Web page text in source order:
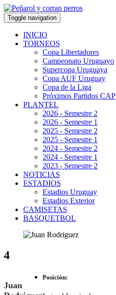
Toggle navigation
INICIO
TORNEOS
Copa Libertadores
Campeonato Uruguayo
Supercopa Uruguaya
Copa AUF Uruguay
Copa de la Liga
Próximos Partidos CAP
PLANTEL
2026 - Semestre 2
2026 - Semestre 1
2025 - Semestre 2
2025 - Semestre 1
2024 - Semestre 2
2024 - Semestre 1
2023 - Semestre 2
NOTICIAS
ESTADIOS
Estadios Uruguay
Estadios Exterior
CAMISETAS
BASQUETBOL
4
Juan
Posición: